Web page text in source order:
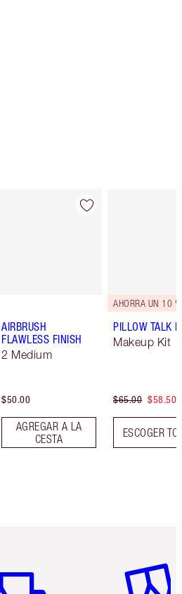
AIRBRUSH
FLAWLESS FINISH
2 Medium
$50.00
AGREGAR A LA
CESTA
AHORRA UN 10 %
PILLOW TALK
Makeup Kit
$65.00 $58.50
ESCOGER